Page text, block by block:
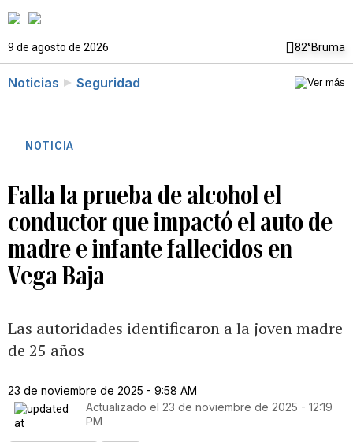
9 de agosto de 2026 82°Bruma
Noticias Seguridad
NOTICIA
Falla la prueba de alcohol el
conductor que impactó el auto de
madre e infante fallecidos en
Vega Baja
Las autoridades identificaron a la joven madre
de 25 años
23 de noviembre de 2025 - 9:58 AM
Actualizado el 23 de noviembre de 2025 - 12:19
PM